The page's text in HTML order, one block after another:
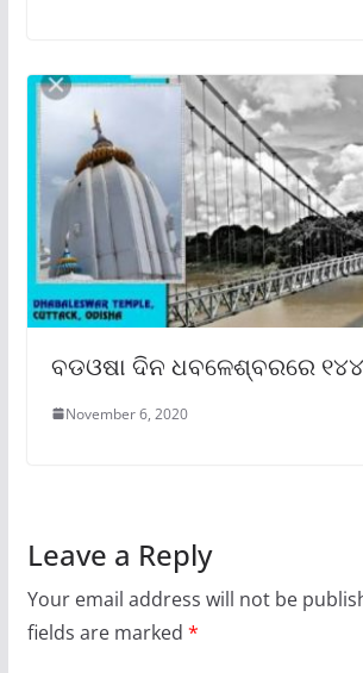
ବଡଓଷା ଦିନ ଧବଳେଶ୍ବରରେ ୧୪୪
November 6, 2020
Leave a Reply
Your email address will not be
fields are marked *